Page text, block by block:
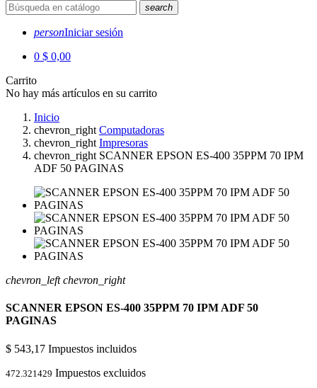
search
personIniciar sesión
0 $ 0,00
Carrito
No hay más artículos en su carrito
Inicio
chevron_right Computadoras
chevron_right Impresoras
chevron_right SCANNER EPSON ES-400 35PPM 70 IPM
ADF 50 PAGINAS
chevron_left chevron_right
SCANNER EPSON ES-400 35PPM 70 IPM ADF 50
PAGINAS
$ 543,17 Impuestos incluidos
472.321429 Impuestos excluidos